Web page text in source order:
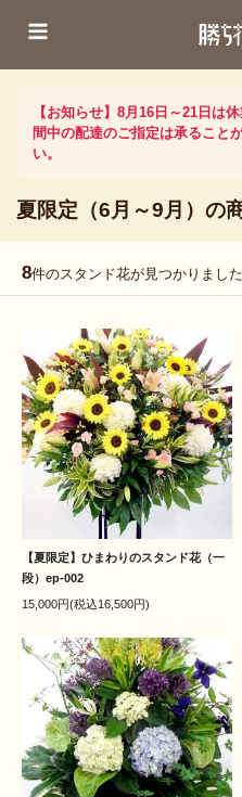
【お知らせ】8月16日～21日は
間中の配達のご指定は承ること
い。
夏限定（6月～9月）の
8件のスタンド花が見つかりました
【夏限定】ひまわりのスタンド花（一
段）ep-002
15,000円(税込16,500円)